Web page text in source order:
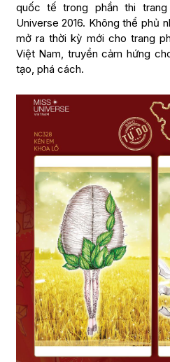
quốc tế trong phần thi
Universe 2016. Không thể phủ
mở ra thời kỳ mới cho trang
Việt Nam, truyền cảm hứng
tạo, phá cách.